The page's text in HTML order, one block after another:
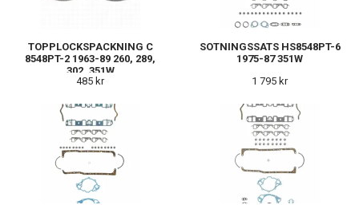
TOPPLOCKSPACKNING C
8548PT-2 1963-89 260, 289,
302 ,351W
485 kr
SOTNINGSSATS HS8548PT-6
1975-87 351W
1 795 kr